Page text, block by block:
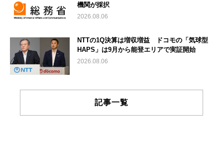
機関が採択
2026.08.06
NTTの1Q決算は増収増益 ドコモの「気球型
HAPS」は9月から能登エリアで実証開始
2026.08.06
記事一覧